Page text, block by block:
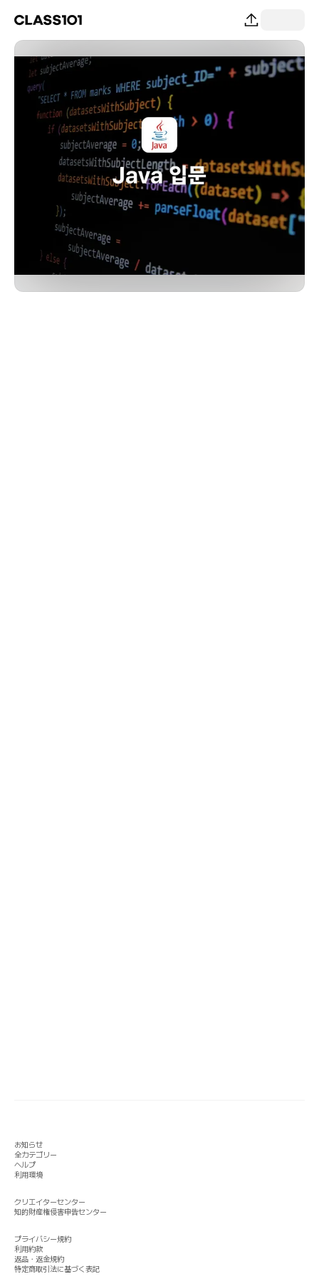
お知らせ
全カテゴリー
ヘルプ
利用環境
クリエイターセンター
知的財産権侵害申告センター
プライバシー規約
利用約款
返品・返金規約
特定商取引法に基づく表記